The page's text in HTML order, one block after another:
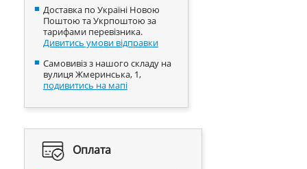
Доставка по Україні Новою
Поштою та Укрпоштою за
тарифами перевізника.
Дивитись умови відправки
Самовивіз з нашого складу на
вулиця Жмеринська, 1,
подивитись на мапі
Оплата